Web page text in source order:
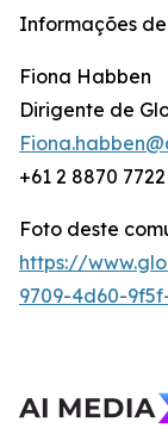
Informações
Fiona Habben
Dirigente de
+61 2 8870 7722
Foto deste
https://
9709-4d60-